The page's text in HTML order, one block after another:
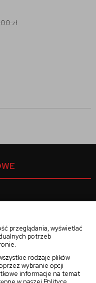
przeglądania, wyświetlać
potrzeb
rodzaje plików
wybranie opcji
informacje na temat
zł